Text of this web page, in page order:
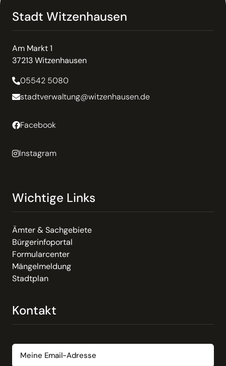
Stadt Witzenhausen
Am Markt 1
37213 Witzenhausen
05542 5080
stadtverwaltung@witzenhausen.de
Facebook
Instagram
Wichtige Links
Ämter & Sachgebiete
Bürgerinfoportal
Formularcenter
Mängelmeldung
Stadtplan
Kontakt